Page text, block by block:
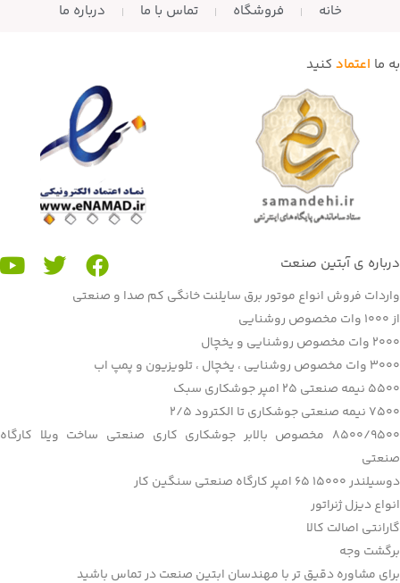
خانه فروشگاه تماس با ما درباره ما
درباره ی آبتين صنعت
واردات فروش انواع موتور برق سایلنت خانگی کم صدا و صنعتی
از ۱۰۰۰ وات مخصوص روشنایی
۲۰۰۰ وات مخصوص روشنایی و یخچال
۳۰۰۰ وات مخصوص روشنایی ، یخچال ، تلویزيون و پمپ اب
۵۵۰۰ نیمه صنعتی ۲۵ امپر جوشکاری سبک
۷۵۰۰ نیمه صنعتی جوشکاری تا الکترود ۲/۵
۸۵۰۰/۹۵۰۰ مخصوص بالابر جوشکاری کاری صنعتی ساخت ویلا کارگاه
صنعتی
دوسیلندر ۱۵۰۰۰ ۶۵ امپر کارگاه صنعتی سنگین کار
انواع دیزل ژنراتور
گارانتی اصالت کالا
برگشت وجه
برای مشا‌وره دقیق تر با مهندسان ابتین صنعت در تماس باشید
به ما اعتماد کنید